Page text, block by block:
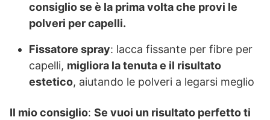
consiglio se è la prima volta che provi le
polveri per capelli.
Fissatore spray: lacca fissante per fibre per
capelli, migliora la tenuta e il risultato
estetico, aiutando le polveri a legarsi meglio
Il mio consiglio: Se vuoi un risultato perfetto ti